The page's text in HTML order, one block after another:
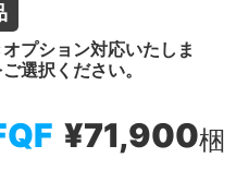
プション対応いたしま
選択ください。
¥71,900梱